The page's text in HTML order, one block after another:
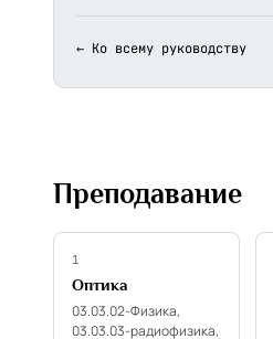
← Ко всему руководству
Преподавание
1
Оптика
03.03.02-Физика,
03.03.03-радиофизика,